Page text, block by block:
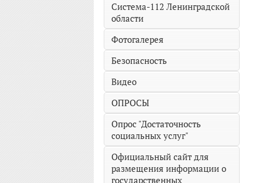
Система-112 Ленинградской
области
Фотогалерея
Безопасность
Видео
ОПРОСЫ
Опрос "Достаточность
социальных услуг"
Официальный сайт для
размещения информации о
государственных